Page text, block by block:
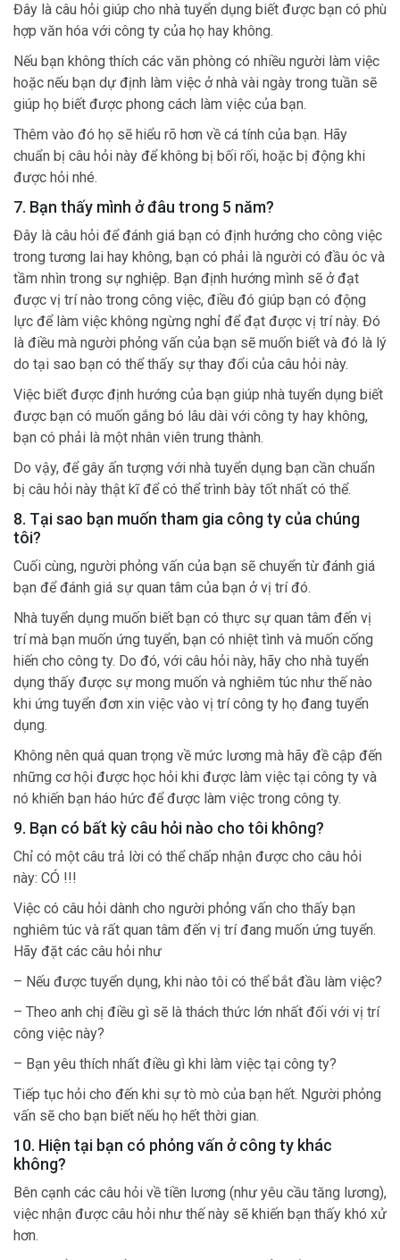
Đây là câu hỏi giúp cho nhà tuyển dụng biết được bạn có phù
hợp văn hóa với công ty của họ hay không.
Nếu bạn không thích các văn phòng có nhiều người làm việc
hoặc nếu bạn dự định làm việc ở nhà vài ngày trong tuần sẽ
giúp họ biết được phong cách làm việc của bạn.
Thêm vào đó họ sẽ hiểu rõ hơn về cá tính của bạn. Hãy
chuẩn bị câu hỏi này để không bị bối rối, hoặc bị động khi
được hỏi nhé.
7. Bạn thấy mình ở đâu trong 5 năm?
Đây là câu hỏi để đánh giá bạn có định hướng cho công việc
trong tương lai hay không, bạn có phải là người có đầu óc và
tầm nhìn trong sự nghiệp. Bạn định hướng mình sẽ ở đạt
được vị trí nào trong công việc, điều đó giúp bạn có động
lực để làm việc không ngừng nghỉ để đạt được vị trí này. Đó
là điều mà người phỏng vấn của bạn sẽ muốn biết và đó là lý
do tại sao bạn có thể thấy sự thay đổi của câu hỏi này.
Việc biết được định hướng của bạn giúp nhà tuyển dụng biết
được bạn có muốn gắng bó lâu dài với công ty hay không,
bạn có phải là một nhân viên trung thành.
Do vậy, để gây ấn tượng với nhà tuyển dụng bạn cần chuẩn
bị câu hỏi này thật kĩ để có thể trình bày tốt nhất có thể.
8. Tại sao bạn muốn tham gia công ty của chúng
tôi?
Cuối cùng, người phỏng vấn của bạn sẽ chuyển từ đánh giá
bạn để đánh giá sự quan tâm của bạn ở vị trí đó.
Nhà tuyển dụng muốn biết bạn có thực sự quan tâm đến vị
trí mà bạn muốn ứng tuyển, bạn có nhiệt tình và muốn cống
hiến cho công ty. Do đó, với câu hỏi này, hãy cho nhà tuyển
dụng thấy được sự mong muốn và nghiêm túc như thế nào
khi ứng tuyển đơn xin việc vào vị trí công ty họ đang tuyển
dụng.
Không nên quá quan trọng về mức lương mà hãy đề cập đến
những cơ hội được học hỏi khi được làm việc tại công ty và
nó khiến bạn háo hức để được làm việc trong công ty.
9. Bạn có bất kỳ câu hỏi nào cho tôi không?
Chỉ có một câu trả lời có thể chấp nhận được cho câu hỏi
này: CÓ !!!
Việc có câu hỏi dành cho người phỏng vấn cho thấy bạn
nghiêm túc và rất quan tâm đến vị trí đang muốn ứng tuyển.
Hãy đặt các câu hỏi như
– Nếu được tuyển dụng, khi nào tôi có thể bắt đầu làm việc?
– Theo anh chị điều gì sẽ là thách thức lớn nhất đối với vị trí
công việc này?
– Bạn yêu thích nhất điều gì khi làm việc tại công ty?
Tiếp tục hỏi cho đến khi sự tò mò của bạn hết. Người phỏng
vấn sẽ cho bạn biết nếu họ hết thời gian.
10. Hiện tại bạn có phỏng vấn ở công ty khác
không?
Bên cạnh các câu hỏi về tiền lương (như yêu cầu tăng lương),
việc nhận được câu hỏi như thế này sẽ khiến bạn thấy khó xử
hơn.